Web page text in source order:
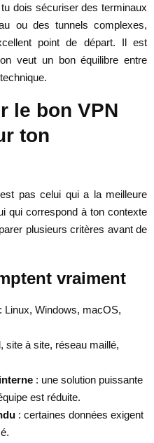
dois sécuriser des terminaux
ou des tunnels complexes,
point de départ. Il est
veut un bon équilibre entre
le bon VPN
ton
pas celui qui a la meilleure
qui correspond à ton contexte
plusieurs critères avant de
vraiment
: Linux, Windows, macOS,
site à site, réseau maillé,
: une solution puissante
est réduite.
: certaines données exigent